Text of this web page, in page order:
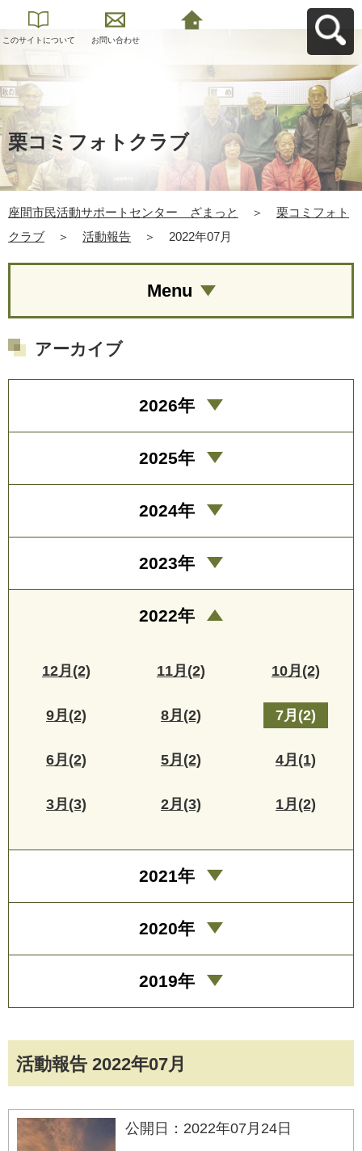
このサイトについて お問い合わせ
栗コミフォトクラブ
座間市民活動サポートセンター ざまっと ＞
栗コミフォト
クラブ
＞ 活動報告 ＞ 2022年07月
活動報告 2022年07月
公開日：2022年07月24日
Menu
アーカイブ
2026年
2025年
2024年
2023年
2022年
12月(2) 11月(2) 10月(2)
9月(2) 8月(2) 7月(2)
6月(2) 5月(2) 4月(1)
3月(3) 2月(3) 1月(2)
2021年
2020年
2019年